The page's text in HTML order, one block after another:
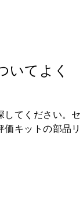
いてよく
してください。セ
キットの部品リ